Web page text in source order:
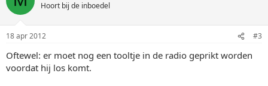
Hoort bij de inboedel
18 apr 2012 #3
Oftewel: er moet nog een tooltje in de radio geprikt worden
voordat hij los komt.